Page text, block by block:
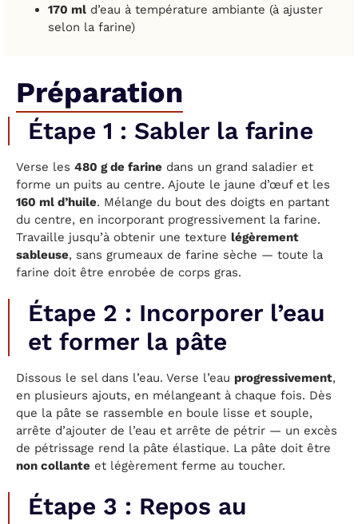
170 ml d’eau à température ambiante (à ajuster
selon la farine)
Préparation
Étape 1 : Sabler la farine
Verse les 480 g de farine dans un grand saladier et
forme un puits au centre. Ajoute le jaune d’œuf et les
160 ml d’huile. Mélange du bout des doigts en partant
du centre, en incorporant progressivement la farine.
Travaille jusqu’à obtenir une texture légèrement
sableuse, sans grumeaux de farine sèche — toute la
farine doit être enrobée de corps gras.
Étape 2 : Incorporer l’eau
et former la pâte
Dissous le sel dans l’eau. Verse l’eau progressivement,
en plusieurs ajouts, en mélangeant à chaque fois. Dès
que la pâte se rassemble en boule lisse et souple,
arrête d’ajouter de l’eau et arrête de pétrir — un excès
de pétrissage rend la pâte élastique. La pâte doit être
non collante et légèrement ferme au toucher.
Étape 3 : Repos au